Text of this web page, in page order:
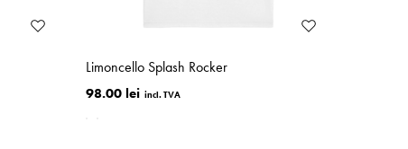
Limoncello Splash Rocker
98.00 lei